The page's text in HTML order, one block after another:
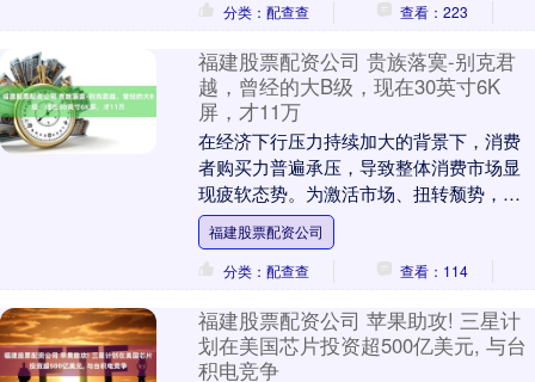
分类：配查查
查看：223
福建股票配资公司 贵族落寞-别克君
越，曾经的大B级，现在30英寸6K
屏，才11万
在经济下行压力持续加大的背景下，消费
者购买力普遍承压，导致整体消费市场显
现疲软态势。为激活市场、扭转颓势，众
多汽车制造商主动实施大幅降价策略，使
主流车型成交价跌....
福建股票配资公司
分类：配查查
查看：114
福建股票配资公司 苹果助攻! 三星计
划在美国芯片投资超500亿美元, 与台
积电竞争